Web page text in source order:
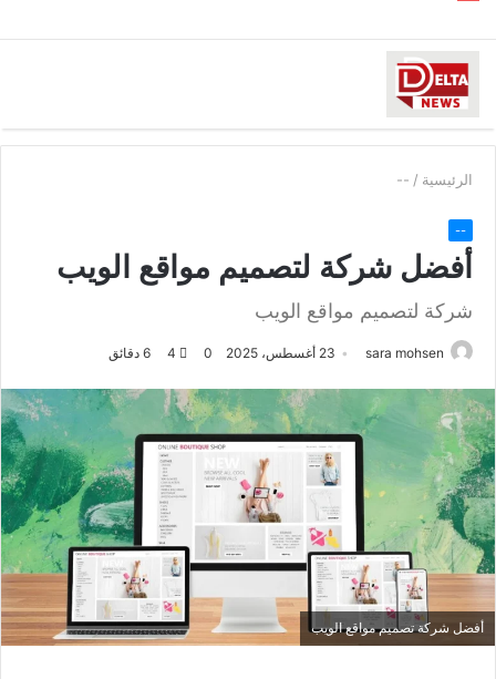
الرئيسية /
--
--
أفضل شركة لتصميم مواقع الويب
شركة لتصميم مواقع الويب
sara mohsen 23 أغسطس، 2025 0
4 6 دقائق
أفضل شركة تصميم مواقع الويب